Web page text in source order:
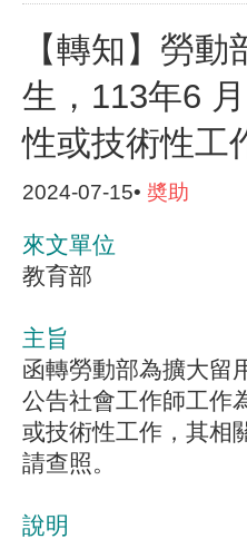
【轉知】勞
生，113年6
性或技術性工
2024-07-15• 奬助
來文單位
教育部
主旨
函轉勞動部為擴大留
公告社會工作師工作
或技術性工作，其相
請查照。
說明